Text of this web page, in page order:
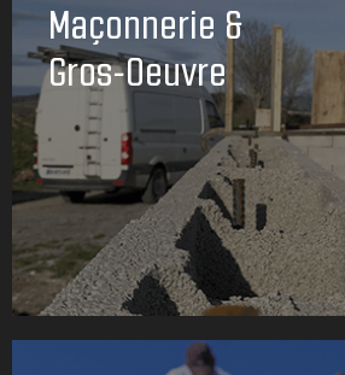
Maçonnerie &
Gros-Oeuvre